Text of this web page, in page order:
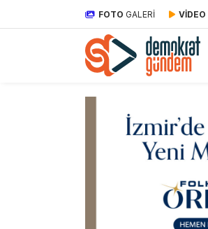
FOTO GALERİ VİDEO